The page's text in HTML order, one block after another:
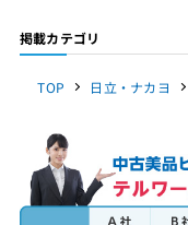
掲載カテゴリ
TOP 日立・ナカヨ